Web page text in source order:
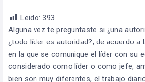
Leido: 393
Alguna vez te preguntaste si ¿una
¿todo líder es autoridad?, de acuerdo a
en la que se comunique el líder con su
considerado como líder o como jefe,
bien son muy diferentes, el trabajo